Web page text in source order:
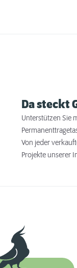
Da steckt
Unterstützen Sie
Von jeder
Projekte unserer